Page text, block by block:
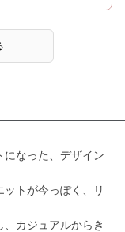
なった、デザイン
トが今っぽく、リ
カジュアルからき